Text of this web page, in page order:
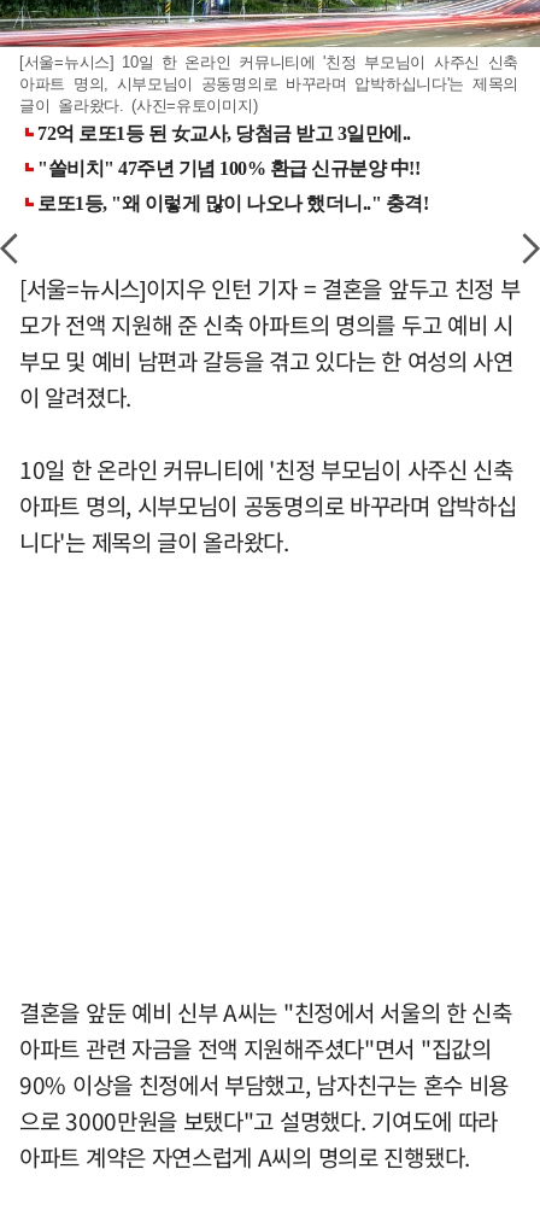
[서울=뉴시스] 10일 한 온라인 커뮤니티에 '친정 부모님이 사주신 신축
아파트 명의, 시부모님이 공동명의로 바꾸라며 압박하십니다'는 제목의
글이 올라왔다. (사진=유토이미지)
[서울=뉴시스]이지우 인턴 기자 = 결혼을 앞두고 친정 부
모가 전액 지원해 준 신축 아파트의 명의를 두고 예비 시
부모 및 예비 남편과 갈등을 겪고 있다는 한 여성의 사연
이 알려졌다.
10일 한 온라인 커뮤니티에 '친정 부모님이 사주신 신축
아파트 명의, 시부모님이 공동명의로 바꾸라며 압박하십
니다'는 제목의 글이 올라왔다.
결혼을 앞둔 예비 신부 A씨는 "친정에서 서울의 한 신축
아파트 관련 자금을 전액 지원해주셨다"면서 "집값의
90% 이상을 친정에서 부담했고, 남자친구는 혼수 비용
으로 3000만원을 보탰다"고 설명했다. 기여도에 따라
아파트 계약은 자연스럽게 A씨의 명의로 진행됐다.